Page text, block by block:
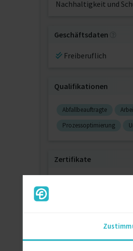
Nachhaltigkeit und
Geschäftsdaten
Freiberuflich
Qualifikationen
Abfallbeauftragte
Prozessoptimierung
Zertifikate